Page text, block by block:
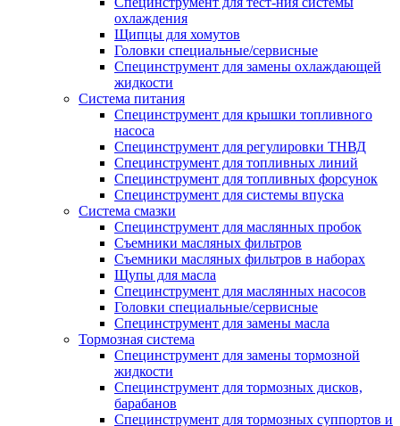
охлаждения
Щипцы для хомутов
Головки специальные/сервисные
Специнструмент для замены охлаждающей
жидкости
Система питания
Специнструмент для крышки топливного
насоса
Специнструмент для регулировки ТНВД
Специнструмент для топливных линий
Специнструмент для топливных форсунок
Специнструмент для системы впуска
Система смазки
Специнструмент для маслянных пробок
Съемники масляных фильтров
Съемники масляных фильтров в наборах
Щупы для масла
Специнструмент для маслянных насосов
Головки специальные/сервисные
Специнструмент для замены масла
Тормозная система
Специнструмент для замены тормозной
жидкости
Специнструмент для тормозных дисков,
барабанов
Специнструмент для тормозных суппортов и